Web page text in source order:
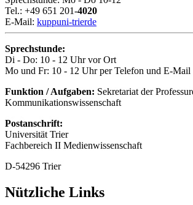
Tel.: +49 651 201-4020
E-Mail: kuppuni-trierde
Sprechstunde:
Di - Do: 10 - 12 Uhr vor Ort
Mo und Fr: 10 - 12 Uhr per Telefon und E-Mail
Funktion / Aufgaben: Sekretariat der
Kommunikationswissenschaft
Postanschrift:
Universität Trier
Fachbereich II Medienwissenschaft
D-54296 Trier
Nützliche Links